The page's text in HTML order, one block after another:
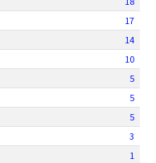
17
14
10
5
5
5
3
1